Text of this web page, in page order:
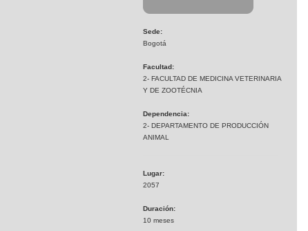
Sede:
Bogotá
Facultad:
2- FACULTAD DE MEDICINA VETERINARIA
Y DE ZOOTÉCNIA
Dependencia:
2- DEPARTAMENTO DE PRODUCCIÓN
ANIMAL
Lugar:
2057
Duración:
10 meses